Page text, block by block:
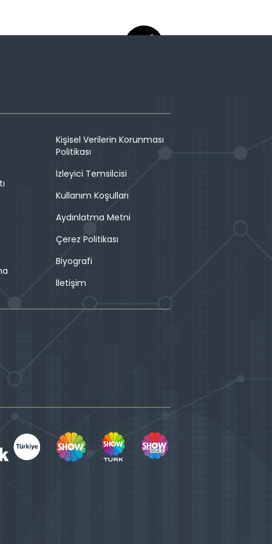
Kişisel Verilerin Korunması
Politikası
İzleyici Temsilcisi
Kullanım Koşulları
Aydınlatma Metni
Çerez Politikası
Biyografi
İletişim